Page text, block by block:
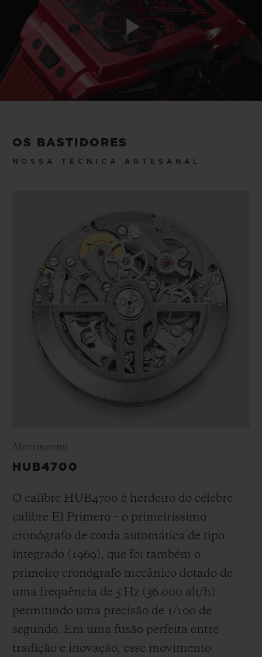
Play
OS BASTIDORES
NOSSA TÉCNICA ARTESANAL
Movimentos
HUB4700
O calibre HUB4700 é herdeiro do célebre
calibre El Primero – o primeiríssimo
cronógrafo de corda automática de tipo
integrado (1969), que foi também o
primeiro cronógrafo mecânico dotado de
uma frequência de 5 Hz ( 36.000 alt/h )
permitindo uma precisão de 1/10o de
segundo. Em uma fusão perfeita entre
tradição e inovação, esse movimento